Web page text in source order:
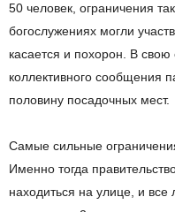
50 человек, ограничения
богослужениях могли
касается и похорон. В свою
коллективного сообщения
половину посадочных мест.
Самые сильные
Именно тогда
находиться на улице, и